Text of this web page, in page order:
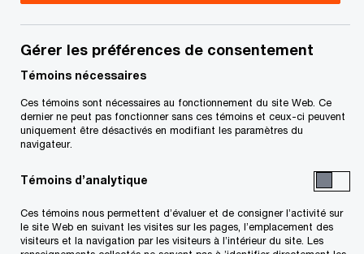
Coordonnées
Courriel
Conjuguons expertise et tech pour vous permettre de propulser
Gérer les préférences de consentement
Témoins nécessaires
Ces témoins sont nécessaires au fonctionnement du site Web. Ce
dernier ne peut pas fonctionner sans ces témoins et ceux-ci peuvent
uniquement être désactivés en modifiant les paramètres du
navigateur.
Témoins d’analytique
Ces témoins nous permettent d’évaluer et de consigner l’activité sur
le site Web en suivant les visites sur les pages, l’emplacement des
visiteurs et la navigation par les visiteurs à l’intérieur du site. Les